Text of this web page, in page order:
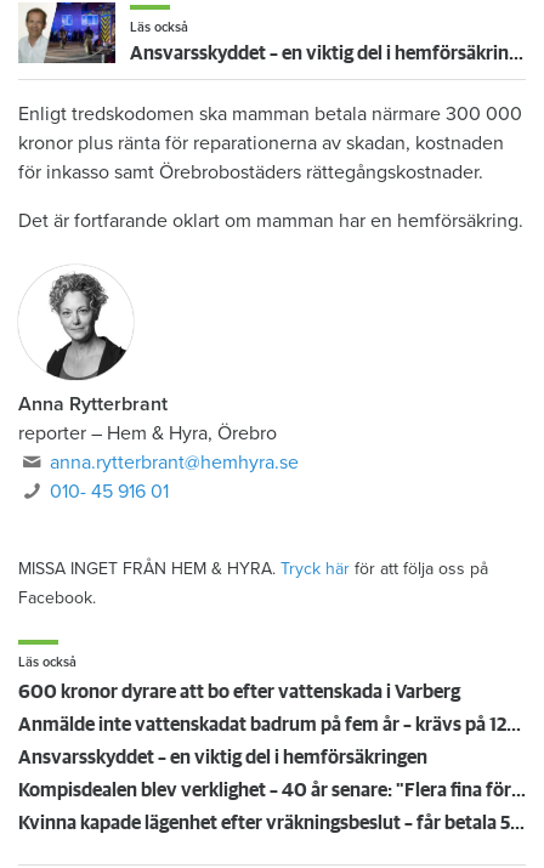
Läs också
Ansvarsskyddet – en viktig del i hemförsäkringen
Enligt tredskodomen ska mamman betala närmare 300 000
kronor plus ränta för reparationerna av skadan, kostnaden
för inkasso samt Örebrobostäders rättegångskostnader.
Det är fortfarande oklart om mamman har en hemförsäkring.
Anna Rytterbrant
reporter – Hem & Hyra, Örebro
anna.rytterbrant@hemhyra.se
010- 45 916 01
MISSA INGET FRÅN HEM & HYRA. Tryck här för att följa oss på
Facebook.
Läs också
600 kronor dyrare att bo efter vattenskada i Varberg
Anmälde inte vattenskadat badrum på fem år – krävs på 125 000 kronor
Ansvarsskyddet – en viktig del i hemförsäkringen
Kompisdealen blev verklighet – 40 år senare: "Flera fina fördelar med att dela bostad"
Kvinna kapade lägenhet efter vräkningsbeslut – får betala 50 000